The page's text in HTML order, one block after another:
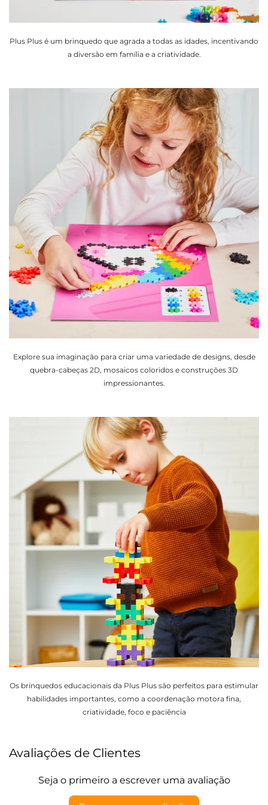
Plus Plus é um brinquedo que agrada a todas as idades, incentivando
a diversão em família e a criatividade.
Explore sua imaginação para criar uma variedade de designs, desde
quebra-cabeças 2D, mosaicos coloridos e construções 3D
impressionantes.
Os brinquedos educacionais da Plus Plus são perfeitos para estimular
habilidades importantes, como a coordenação motora fina,
criatividade, foco e paciência
Avaliações de Clientes
Seja o primeiro a escrever uma avaliação